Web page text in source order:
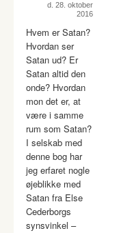
d. 28. oktober
2016
Hvem er Satan?
Hvordan ser
Satan ud? Er
Satan altid den
onde? Hvordan
mon det er, at
være i samme
rum som Satan?
I selskab med
denne bog har
jeg erfaret nogle
øjeblikke med
Satan fra Else
Cederborgs
synsvinkel –